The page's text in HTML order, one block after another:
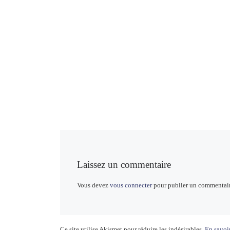
Laissez un commentaire
Vous devez vous connecterpour publier un